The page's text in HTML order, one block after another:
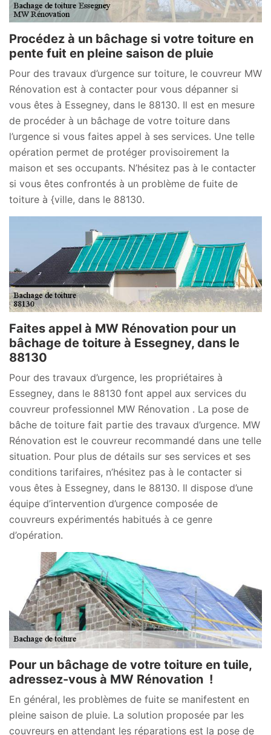
Procédez à un bâchage si votre toiture en
pente fuit en pleine saison de pluie
Pour des travaux d’urgence sur toiture, le couvreur MW
Rénovation est à contacter pour vous dépanner si
vous êtes à Essegney, dans le 88130. Il est en mesure
de procéder à un bâchage de votre toiture dans
l’urgence si vous faites appel à ses services. Une telle
opération permet de protéger provisoirement la
maison et ses occupants. N’hésitez pas à le contacter
si vous êtes confrontés à un problème de fuite de
toiture à {ville, dans le 88130.
Faites appel à MW Rénovation pour un
bâchage de toiture à Essegney, dans le
88130
Pour des travaux d’urgence, les propriétaires à
Essegney, dans le 88130 font appel aux services du
couvreur professionnel MW Rénovation . La pose de
bâche de toiture fait partie des travaux d’urgence. MW
Rénovation est le couvreur recommandé dans une telle
situation. Pour plus de détails sur ses services et ses
conditions tarifaires, n’hésitez pas à le contacter si
vous êtes à Essegney, dans le 88130. Il dispose d’une
équipe d’intervention d’urgence composée de
couvreurs expérimentés habitués à ce genre
d’opération.
Pour un bâchage de votre toiture en tuile,
adressez-vous à MW Rénovation !
En général, les problèmes de fuite se manifestent en
pleine saison de pluie. La solution proposée par les
couvreurs en attendant les réparations est la pose de